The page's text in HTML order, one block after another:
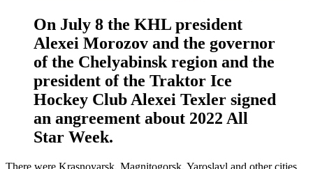
On July 8 the KHL president
Alexei Morozov and the governor
of the Chelyabinsk region and the
president of the Traktor Ice
Hockey Club Alexei Texler signed
an angreement about 2022 All
Star Week.
There were Krasnoyarsk, Magnitogorsk, Yaroslavl and other cities